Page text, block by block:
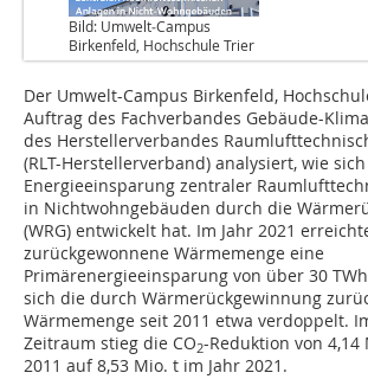
Bild: Umwelt‐Campus
Birkenfeld, Hochschule Trier
Der Umwelt-Campus Birkenfeld,
Auftrag des Fachverbandes Gebäude-Klima
des Herstellerverbandes
(RLT-Herstellerverband) analysiert, wie
Energieeinsparung zentraler
in Nichtwohngebäuden durch die
(WRG) entwickelt hat. Im Jahr 2021
zurückgewonnene Wärmemenge eine
Primärenergieeinsparung von über 30
sich die durch Wärmerückgewinnung
Wärmemenge seit 2011 etwa verdoppelt.
Zeitraum stieg die CO2-Reduktion von 4,14
2011 auf 8,53 Mio. t im Jahr 2021.